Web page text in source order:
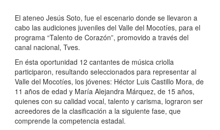
El ateneo Jesús Soto, fue el escenario donde se llevaron a
cabo las audiciones juveniles del Valle del Mocotíes, para el
programa “Talento de Corazón”, promovido a través del
canal nacional, Tves.
En ésta oportunidad 12 cantantes de música criolla
participaron, resultando seleccionados para representar al
Valle del Mocotíes, los jóvenes: Héctor Luis Castillo Mora, de
11 años de edad y María Alejandra Márquez, de 15 años,
quienes con su calidad vocal, talento y carisma, lograron ser
acreedores de la clasificación a la siguiente fase, que
comprende la competencia estadal.